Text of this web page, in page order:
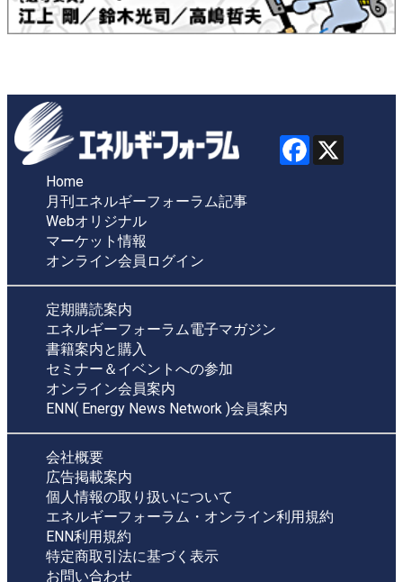
Home
月刊エネルギーフォーラム記事
Webオリジナル
マーケット情報
オンライン会員ログイン
定期購読案内
エネルギーフォーラム電子マガジン
書籍案内と購入
セミナー＆イベントへの参加
オンライン会員案内
ENN( Energy News Network )会員案内
会社概要
広告掲載案内
個人情報の取り扱いについて
エネルギーフォーラム・オンライン利用規約
ENN利用規約
特定商取引法に基づく表示
お問い合わせ